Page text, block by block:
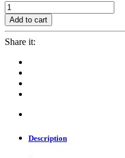
Pengurusan
SKF
-
Surat
Keterangan
Fiskal
quantity
Add to cart
Share it:
Description